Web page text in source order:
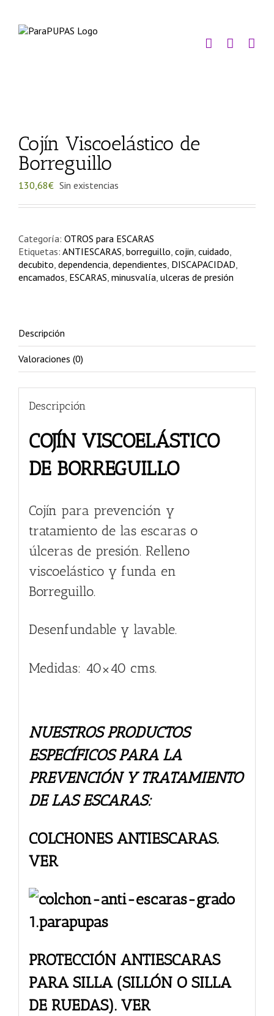
contenido
Cojín Viscoelástico de
Borreguillo
130,68€ Sin existencias
Categoría: OTROS para ESCARAS
Etiquetas: ANTIESCARAS, borreguillo, cojin, cuidado,
decubito, dependencia, dependientes, DISCAPACIDAD,
encamados, ESCARAS, minusvalía, ulceras de presión
Descripción
Valoraciones (0)
Descripción
COJÍN VISCOELÁSTICO
DE BORREGUILLO
Cojín para prevención y
tratamiento de las escaras o
úlceras de presión. Relleno
viscoelástico y funda en
Borreguillo.
Desenfundable y lavable.
Medidas: 40×40 cms.
NUESTROS PRODUCTOS
ESPECÍFICOS PARA LA
PREVENCIÓN Y TRATAMIENTO
DE LAS ESCARAS:
COLCHONES ANTIESCARAS.
VER
PROTECCIÓN ANTIESCARAS
PARA SILLA (SILLÓN O SILLA
DE RUEDAS). VER